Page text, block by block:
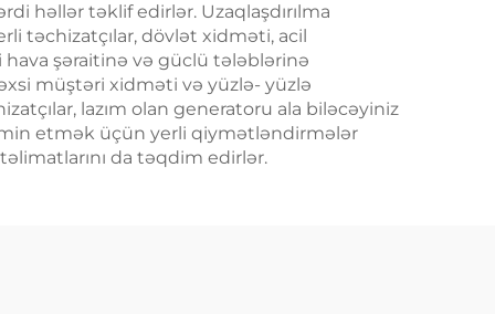
həllər təklif edirlər. Uzaqlaşdırılma
təchizatçılar, dövlət xidməti, acil
şəraitinə və güclü tələblərinə
müştəri xidməti və yüzlə- yüzlə
lazım olan generatoru ala biləcəyiniz
etmək üçün yerli qiymətləndirmələr
da təqdim edirlər.